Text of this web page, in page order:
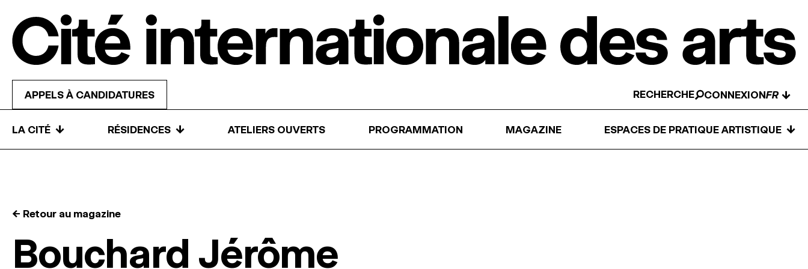
APPELS À CANDIDATURES RECHERCHE CONNEXION ↓
LA CITÉ ↓ RÉSIDENCES ↓ ATELIERS OUVERTS PROGRAMMATION MAGAZINE ESPACES DE PRATIQUE ARTISTIQUE ↓
← Retour au magazine
Bouchard Jérôme